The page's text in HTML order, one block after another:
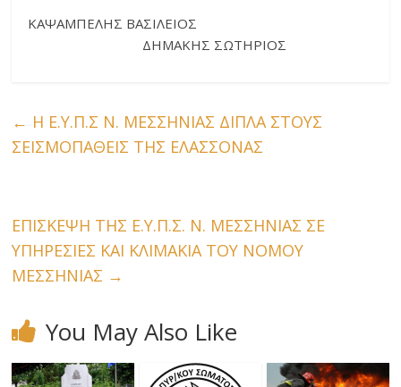
ΚΑΨΑΜΠΕΛΗΣ ΒΑΣΙΛΕΙΟΣ
ΔΗΜΑΚΗΣ ΣΩΤΗΡΙΟΣ
← Η Ε.Υ.Π.Σ Ν. ΜΕΣΣΗΝΙΑΣ ΔΙΠΛΑ ΣΤΟΥΣ
ΣΕΙΣΜΟΠΑΘΕΙΣ ΤΗΣ ΕΛΑΣΣΟΝΑΣ
ΕΠΙΣΚΕΨΗ ΤΗΣ Ε.Υ.Π.Σ. Ν. ΜΕΣΣΗΝΙΑΣ ΣΕ
ΥΠΗΡΕΣΙΕΣ ΚΑΙ ΚΛΙΜΑΚΙΑ ΤΟΥ ΝΟΜΟΥ
ΜΕΣΣΗΝΙΑΣ →
You May Also Like